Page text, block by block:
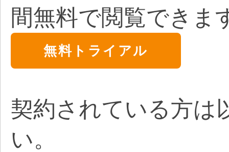
間無料で閲覧できま
無料トライアル
契約されている方は
い。